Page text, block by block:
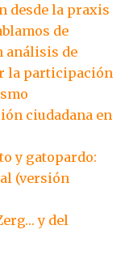
desde la praxis
de
análisis de
la participación
ciudadana en
y gatopardo:
(versión
y del